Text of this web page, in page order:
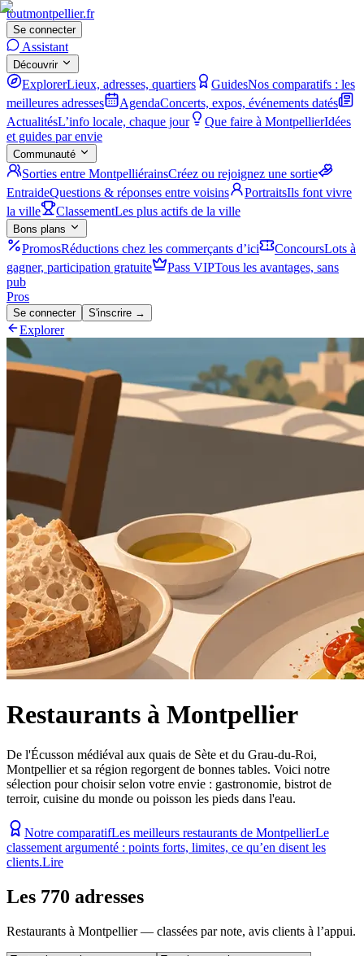
toutmontpellier.fr
Se connecter
Assistant
Découvrir
ExplorerLieux, adresses, quartiers GuidesNos comparatifs : les
meilleures adresses
AgendaConcerts, expos, événements datés
ActualitésL’info locale, chaque jour Que faire à MontpellierIdées
et guides par envie
Communauté
Sorties entre MontpelliérainsCréez ou rejoignez une sortie
EntraideQuestions & réponses entre voisins PortraitsIls font vivre
la ville
ClassementLes plus actifs de la ville
Bons plans
PromosRéductions chez les commerçants d’ici ConcoursLots à
gagner, participation gratuite
Pass VIPTous les avantages, sans
pub
Pros
Se connecter S'inscrire →
Explorer
Restaurants à Montpellier
De l'Écusson médiéval aux quais de Sète et du Grau-du-Roi,
Montpellier et sa région regorgent de bonnes tables. Voici notre
sélection pour choisir selon votre envie : gastronomie, bistrot de
terroir, cuisine du monde ou poisson les pieds dans l'eau.
Notre comparatifLes meilleurs restaurants de MontpellierLe
classement argumenté : points forts, limites, ce qu’en disent les
clients.Lire
Les 770 adresses
Restaurants à Montpellier— classées par note, avis clients à l’appui.